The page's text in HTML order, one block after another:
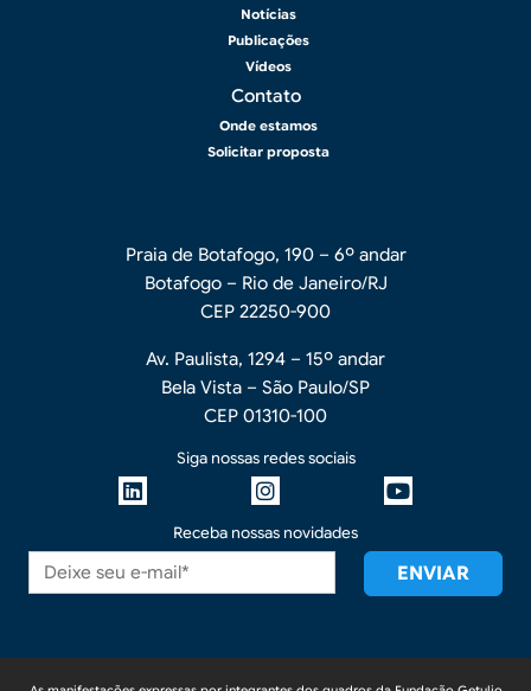
Notícias
Publicações
Vídeos
Contato
Onde estamos
Solicitar proposta
Praia de Botafogo, 190 – 6º andar
Botafogo – Rio de Janeiro/RJ
CEP 22250-900
Av. Paulista, 1294 – 15º andar
Bela Vista – São Paulo/SP
CEP 01310-100
Siga nossas redes sociais
Receba nossas novidades